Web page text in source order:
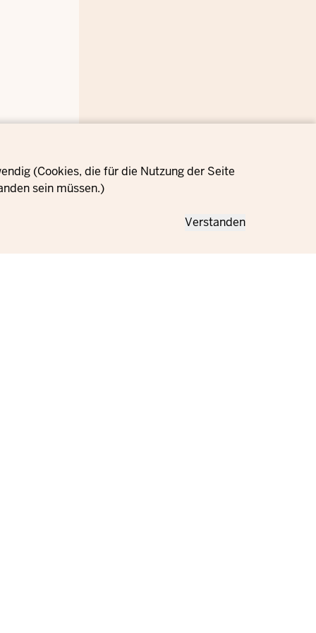
(Cookies, die für die Nutzung der Seite
sein müssen.)
Verstanden